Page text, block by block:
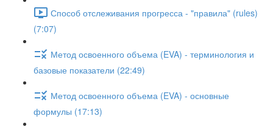
Способ отслеживания прогресса - "правила" (rules)
(7:07)
Метод освоенного объема (EVA) - терминология и
базовые показатели (22:49)
Метод освоенного объема (EVA) - основные
формулы (17:13)